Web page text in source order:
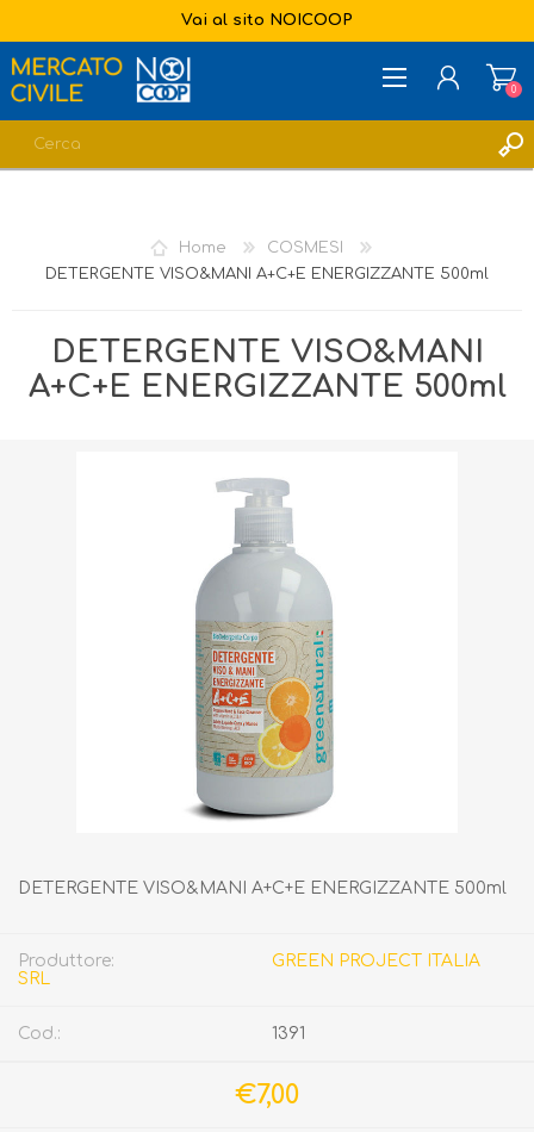
Vai al sito NOICOOP
LISTA DEI DESIDERI
0
Home
COSMESI
DETERGENTE VISO&MANI A+C+E ENERGIZZANTE 500ml
DETERGENTE VISO&MANI
A+C+E ENERGIZZANTE 500ml
DETERGENTE VISO&MANI A+C+E ENERGIZZANTE 500ml
Produttore:
GREEN PROJECT ITALIA
SRL
Cod.: 1391
€7,00